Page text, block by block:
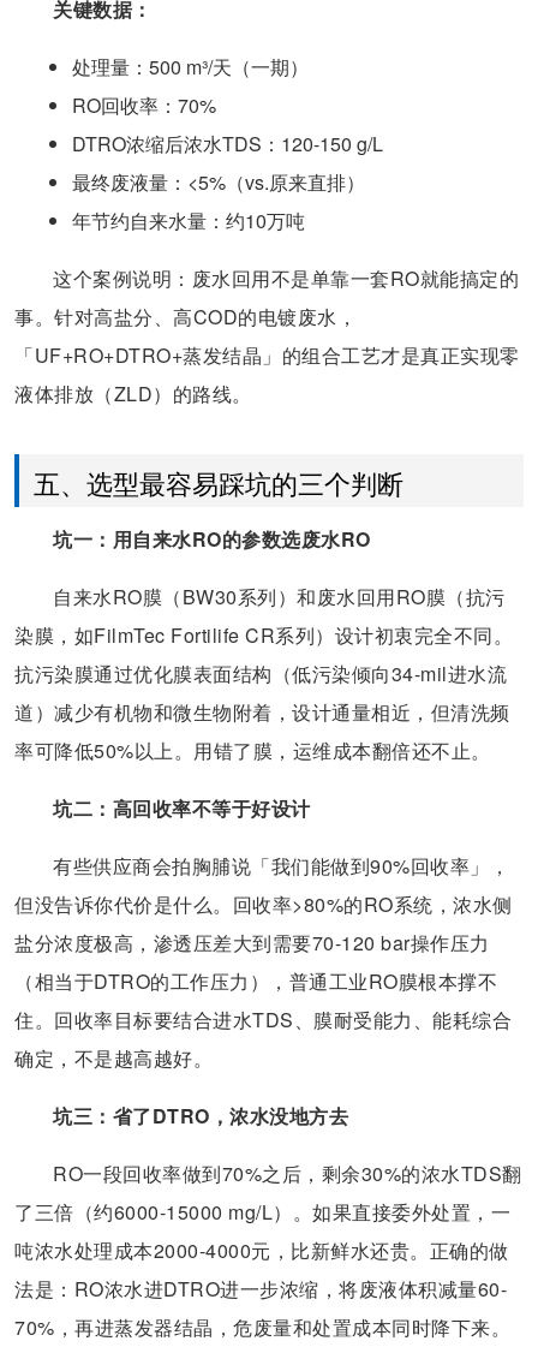
关键数据：
处理量：500 m³/天（一期）
RO回收率：70%
DTRO浓缩后浓水TDS：120-150 g/L
最终废液量：<5%（vs.原来直排）
年节约自来水量：约10万吨
这个案例说明：废水回用不是单靠一套RO就能搞定的
事。针对高盐分、高COD的电镀废水，
「UF+RO+DTRO+蒸发结晶」的组合工艺才是真正实现零
液体排放（ZLD）的路线。
五、选型最容易踩坑的三个判断
坑一：用自来水RO的参数选废水RO
自来水RO膜（BW30系列）和废水回用RO膜（抗污
染膜，如FilmTec Fortilife CR系列）设计初衷完全不同。
抗污染膜通过优化膜表面结构（低污染倾向34-mil进水流
道）减少有机物和微生物附着，设计通量相近，但清洗频
率可降低50%以上。用错了膜，运维成本翻倍还不止。
坑二：高回收率不等于好设计
有些供应商会拍胸脯说「我们能做到90%回收率」，
但没告诉你代价是什么。回收率>80%的RO系统，浓水侧
盐分浓度极高，渗透压差大到需要70-120 bar操作压力
（相当于DTRO的工作压力），普通工业RO膜根本撑不
住。回收率目标要结合进水TDS、膜耐受能力、能耗综合
确定，不是越高越好。
坑三：省了DTRO，浓水没地方去
RO一段回收率做到70%之后，剩余30%的浓水TDS翻
了三倍（约6000-15000 mg/L）。如果直接委外处置，一
吨浓水处理成本2000-4000元，比新鲜水还贵。正确的做
法是：RO浓水进DTRO进一步浓缩，将废液体积减量60-
70%，再进蒸发器结晶，危废量和处置成本同时降下来。